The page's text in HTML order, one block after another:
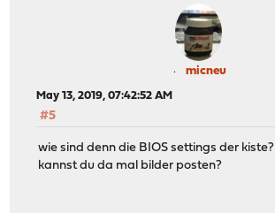
micneu
May 13, 2019, 07:42:52 AM
#5
wie sind denn die BIOS settings der kiste?
kannst du da mal bilder posten?